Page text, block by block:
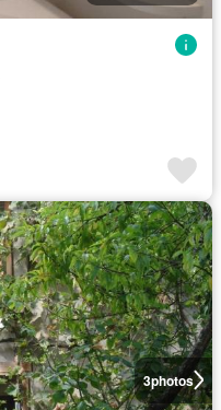
3photos